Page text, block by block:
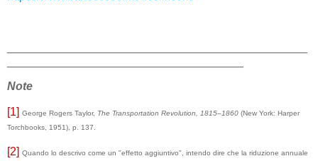
Note
[1] George Rogers Taylor, The Transportation Revolution, 1815–1860 (New York: Harper
Torchbooks, 1951), p. 137.
[2] Quando lo descrivo come un "effetto aggiuntivo", intendo dire che la riduzione annuale